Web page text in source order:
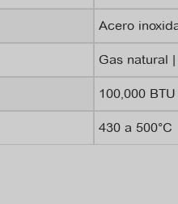
Acero
Gas natural
100,000 BTU
430 a 500°C